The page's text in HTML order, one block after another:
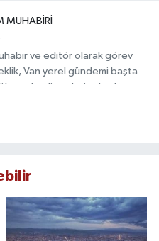
MUHABIRI
ve editör olarak görev
Van yerel gündemi başta
gelişmeleri sahadan
ve doğru haber üretimine
tarafsızlık ve etik gazetecilik